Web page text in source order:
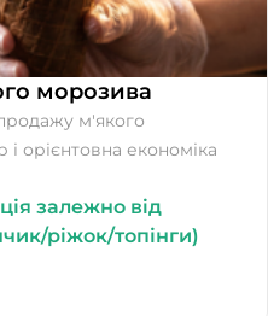
морозива
м'якого
орієнтовна економіка
залежно від
ріжок/топінги)